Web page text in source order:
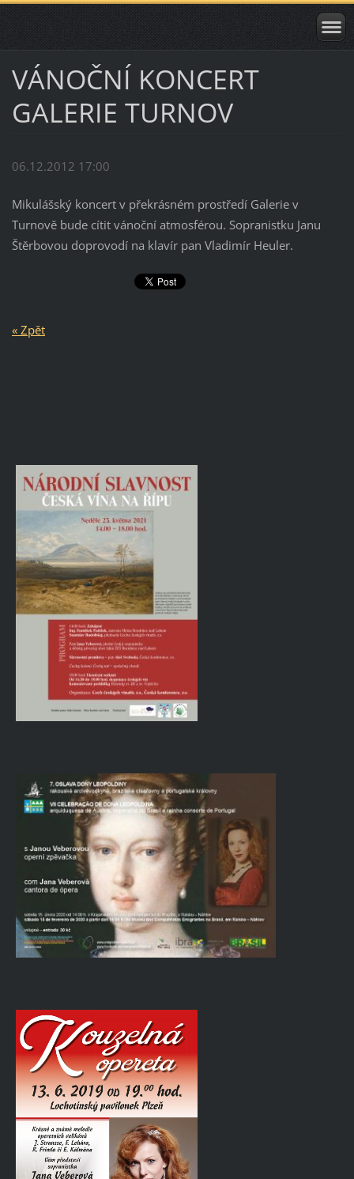
VÁNOČNÍ KONCERT
GALERIE TURNOV
06.12.2012 17:00
Mikulášský koncert v překrásném prostředí Galerie v
Turnově bude cítit vánoční atmosférou. Sopranistku Janu
Štěrbovou doprovodí na klavír pan Vladimír Heuler.
« Zpět